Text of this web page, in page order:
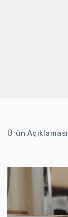
Ürün Açıklaması